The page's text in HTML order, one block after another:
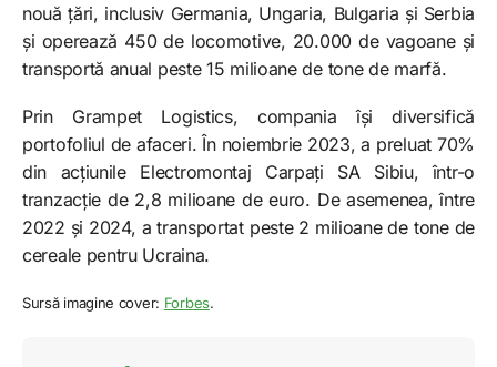
nouă țări, inclusiv Germania, Ungaria, Bulgaria și Serbia
și operează 450 de locomotive, 20.000 de vagoane și
transportă anual peste 15 milioane de tone de marfă.
Prin Grampet Logistics, compania își diversifică
portofoliul de afaceri. În noiembrie 2023, a preluat 70%
din acțiunile Electromontaj Carpați SA Sibiu, într-o
tranzacție de 2,8 milioane de euro. De asemenea, între
2022 și 2024, a transportat peste 2 milioane de tone de
cereale pentru Ucraina.
Sursă imagine cover: Forbes.